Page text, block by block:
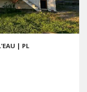
| PL